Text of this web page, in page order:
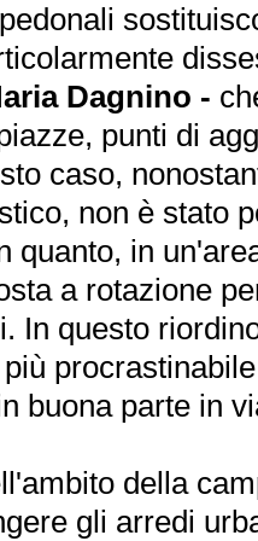
Dagnino -
punti di
caso,
non è stato
quanto, in
a rotazione
In questo
buona parte in
della
gli arredi